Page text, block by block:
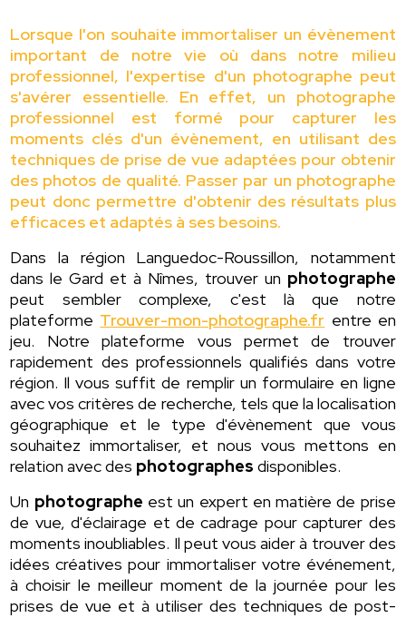
Lorsque l'on souhaite immortaliser un évènement
important de notre vie où dans notre milieu
professionnel, l'expertise d'un photographe peut
s'avérer essentielle. En effet, un photographe
professionnel est formé pour capturer les
moments clés d'un évènement, en utilisant des
techniques de prise de vue adaptées pour obtenir
des photos de qualité. Passer par un photographe
peut donc permettre d'obtenir des résultats plus
efficaces et adaptés à ses besoins.
Dans la région Languedoc-Roussillon, notamment
dans le Gard et à Nîmes, trouver un photographe
peut sembler complexe, c'est là que notre
plateforme Trouver-mon-photographe.fr entre en
jeu. Notre plateforme vous permet de trouver
rapidement des professionnels qualifiés dans votre
région. Il vous suffit de remplir un formulaire en ligne
avec vos critères de recherche, tels que la localisation
géographique et le type d'évènement que vous
souhaitez immortaliser, et nous vous mettons en
relation avec des photographes disponibles.
Un photographe est un expert en matière de prise
de vue, d'éclairage et de cadrage pour capturer des
moments inoubliables. Il peut vous aider à trouver des
idées créatives pour immortaliser votre événement,
à choisir le meilleur moment de la journée pour les
prises de vue et à utiliser des techniques de post-